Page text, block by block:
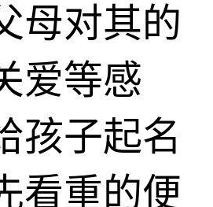
母对其的
爱等感
孩子起名
看重的便